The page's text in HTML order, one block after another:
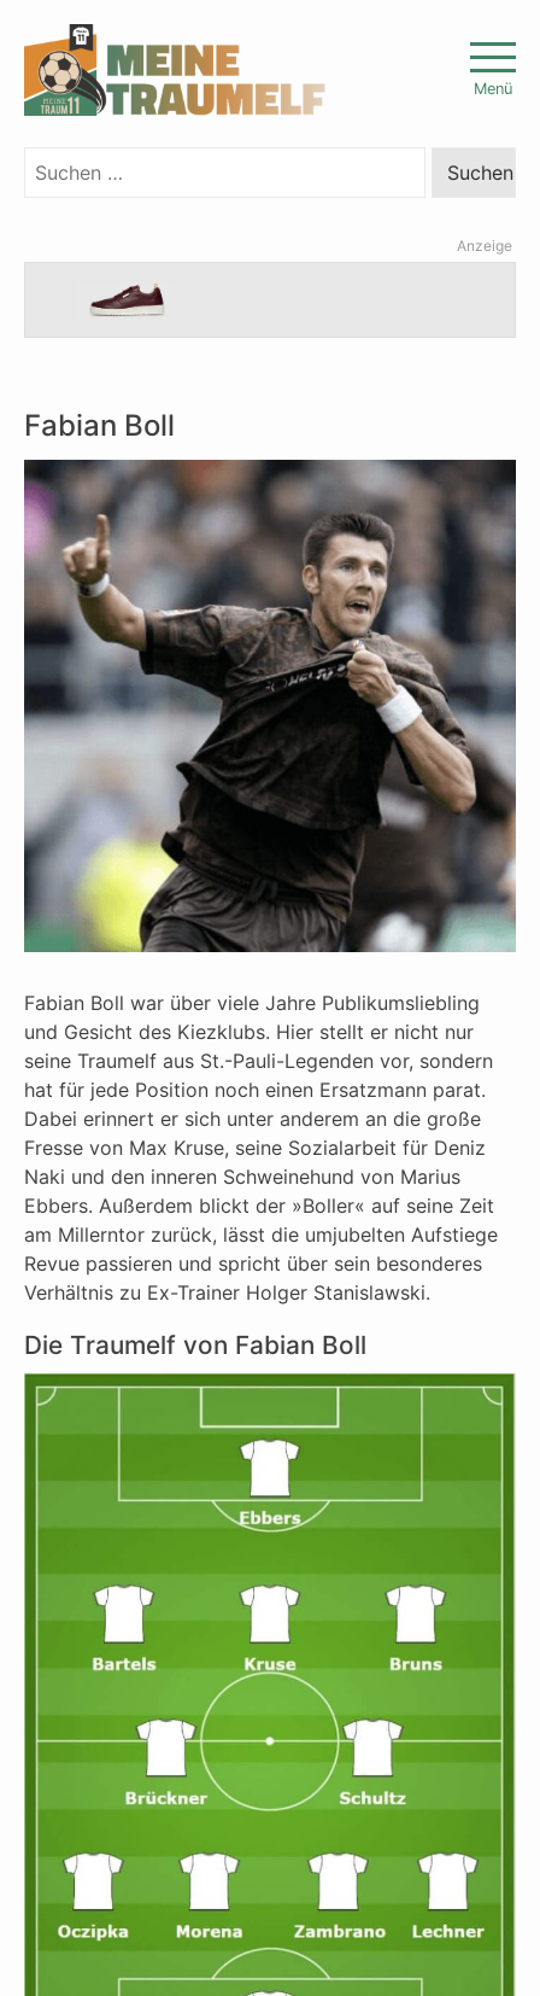
Skip
to
content
Menü
Suchen
Anzeige
Fabian Boll
Fabian Boll war über viele Jahre Publikumsliebling
und Gesicht des Kiezklubs. Hier stellt er nicht nur
seine Traumelf aus St.-Pauli-Legenden vor, sondern
hat für jede Position noch einen Ersatzmann parat.
Dabei erinnert er sich unter anderem an die große
Fresse von Max Kruse, seine Sozialarbeit für Deniz
Naki und den inneren Schweinehund von Marius
Ebbers. Außerdem blickt der »Boller« auf seine Zeit
am Millerntor zurück, lässt die umjubelten Aufstiege
Revue passieren und spricht über sein besonderes
Verhältnis zu Ex-Trainer Holger Stanislawski.
Die Traumelf von Fabian Boll